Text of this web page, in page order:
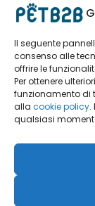
Il seguente
consenso alle
offrire le
Per ottenere
funzionamento di
alla cookie policy.
qualsiasi